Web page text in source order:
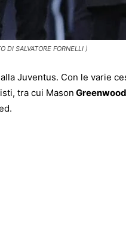
SALVATORE FORNELLI )
Juventus. Con le varie
tra cui Mason